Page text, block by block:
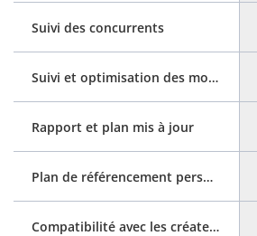
Suivi des concurrents
Suivi et optimisation des mots clés
Rapport et plan mis à jour
Plan de référencement personnalisé
Compatibilité avec les créateurs de sites Web